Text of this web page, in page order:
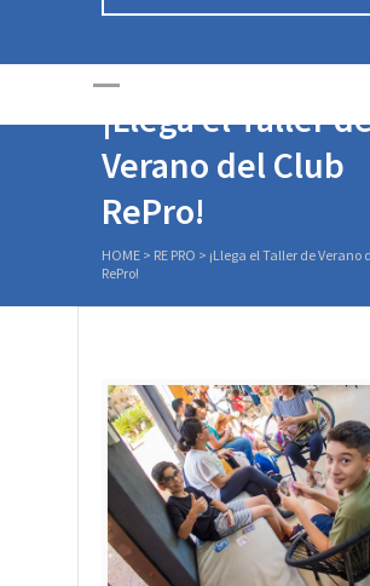
¡Llega el Taller
Verano del Club
RePro!
HOME > RE PRO > ¡Llega el Taller de Verano
RePro!